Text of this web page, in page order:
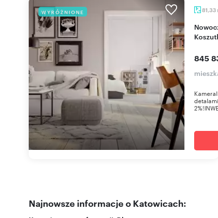
WYRÓŻNIONE 81,33
Nowoczesne 4-pokojowe mieszkanie w sercu
845
Najnowsze informacje o Katowicach: